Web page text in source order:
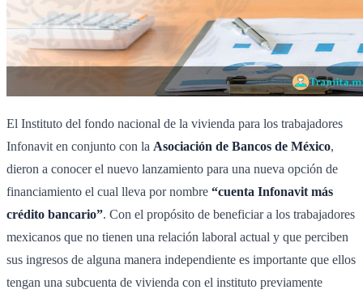
El Instituto del fondo nacional de la vivienda para los trabajadores
Infonavit en conjunto con la Asociación de Bancos de México,
dieron a conocer el nuevo lanzamiento para una nueva opción de
financiamiento el cual lleva por nombre “cuenta Infonavit más
crédito bancario”. Con el propósito de beneficiar a los trabajadores
mexicanos que no tienen una relación laboral actual y que perciben
sus ingresos de alguna manera independiente es importante que ellos
tengan una subcuenta de vivienda con el instituto previamente